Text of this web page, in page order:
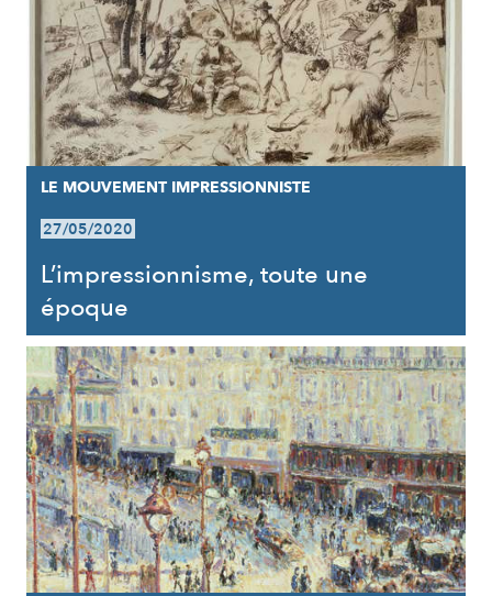
LE MOUVEMENT IMPRESSIONNISTE
27/05/2020
L’impressionnisme, toute une
époque